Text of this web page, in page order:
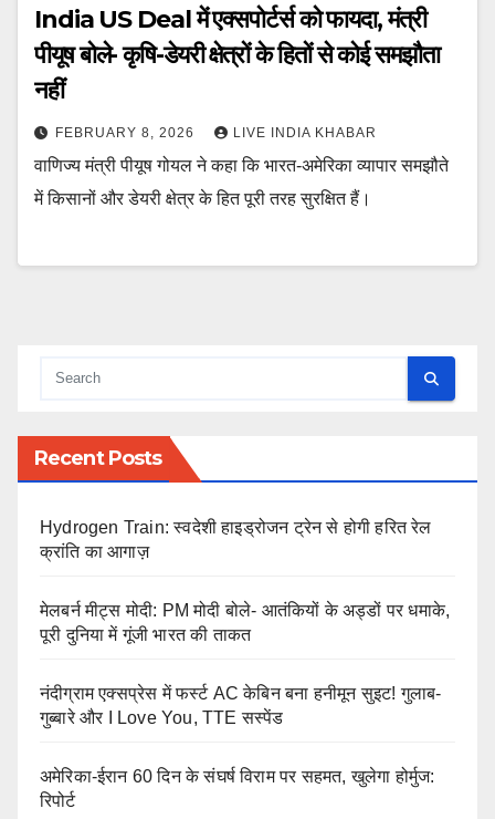
India US Deal में एक्सपोर्टर्स को फायदा, मंत्री
पीयूष बोले- कृषि-डेयरी क्षेत्रों के हितों से कोई समझौता
नहीं
FEBRUARY 8, 2026 LIVE INDIA KHABAR
वाणिज्य मंत्री पीयूष गोयल ने कहा कि भारत-अमेरिका व्यापार समझौते
में किसानों और डेयरी क्षेत्र के हित पूरी तरह सुरक्षित हैं।
Recent Posts
Hydrogen Train: स्वदेशी हाइड्रोजन ट्रेन से होगी हरित रेल
क्रांति का आगाज़
मेलबर्न मीट्स मोदी: PM मोदी बोले- आतंकियों के अड्डों पर धमाके,
पूरी दुनिया में गूंजी भारत की ताकत
नंदीग्राम एक्सप्रेस में फर्स्ट AC केबिन बना हनीमून सुइट! गुलाब-
गुब्बारे और I Love You, TTE सस्पेंड
अमेरिका-ईरान 60 दिन के संघर्ष विराम पर सहमत, खुलेगा होर्मुज:
रिपोर्ट